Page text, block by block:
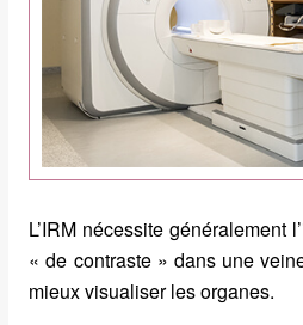
L’IRM nécessite généralement
« de contraste » dans une
mieux visualiser les organes.